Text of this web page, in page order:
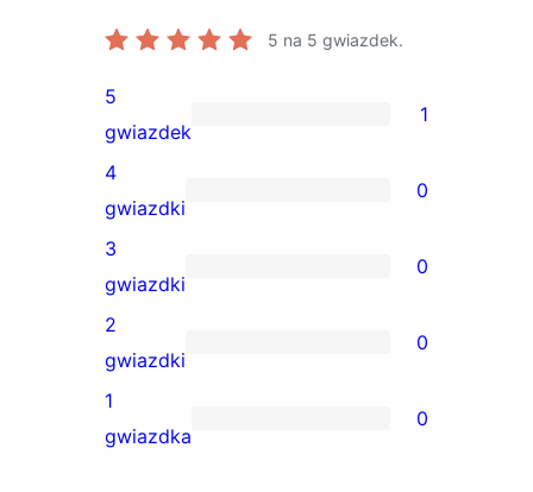
5 na 5 gwiazdek.
1
recenzja
5-
gwiazdkowa
5
gwiazdek
1
0
recenzji
4-
gwiazdkowych
4
gwiazdki
0
0
recenzji
3-
gwiazdkowych
3
gwiazdki
0
0
recenzji
2-
2
gwiazdki
0
0
1
gwiazdka
0